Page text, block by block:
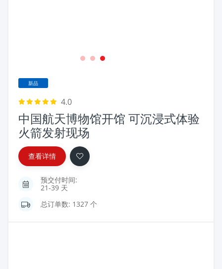
1 2 3
新品
4.0
中国航天博物馆开馆 可沉浸式体验
火箭发射现场
查看详情
预交付时间:
21-39 天
总订单数: 1327 个